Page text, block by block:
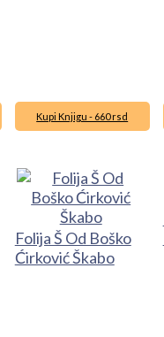
Kupi Knjigu - 660 rsd
Folija Š Od Boško
Ćirković Škabo